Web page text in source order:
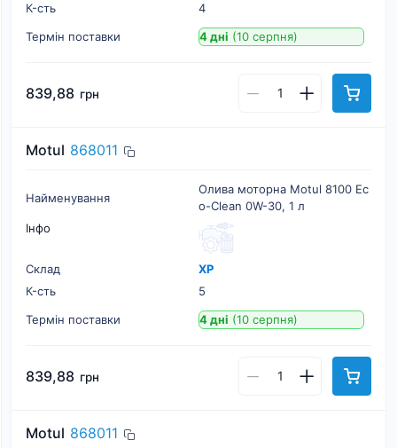
К-cть
4
Термін поставки
4 дні (10 серпня)
839,88 грн
Motul 868011
Найменування
Олива моторна Motul 8100 Ec
o-Clean 0W-30, 1 л
Інфо
Склад
ХР
К-cть
5
Термін поставки
4 дні (10 серпня)
839,88 грн
Motul 868011